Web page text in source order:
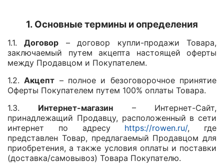
1. Основные термины и определения
1.1.Договор – договор купли-продажи Товара,
заключаемый путем акцепта настоящей оферты
между Продавцом и Покупателем.
1.2.Акцепт – полное и безоговорочное принятие
Оферты Покупателем путем 100% оплаты Товара.
1.3. Интернет-магазин – Интернет-Сайт,
принадлежащий Продавцу, расположенный в сети
интернет по адресу https://rowen.ru/, где
представлен Товар, предлагаемый Продавцом для
приобретения, а также условия оплаты и поставки
(доставка/самовывоз) Товара Покупателю.